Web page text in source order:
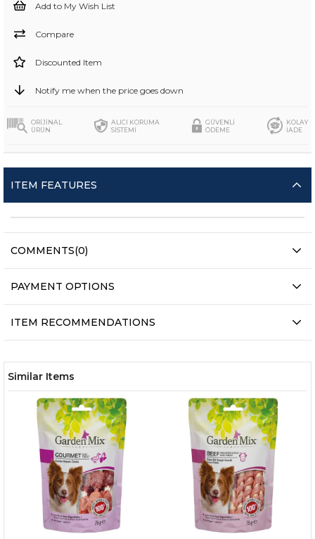
Add to My Wish List
Compare
Discounted Item
Notify me when the price goes down
ORİJİNAL
ÜRÜN
ALICI KORUMA
SİSTEMİ
GÜVENLİ
ÖDEME
KOLAY
İADE
ITEM FEATURES
COMMENTS(0)
PAYMENT OPTIONS
ITEM RECOMMENDATIONS
Similar Items